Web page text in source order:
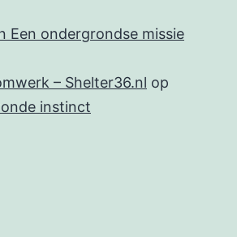
Een ondergrondse missie
– Shelter36.nl op
instinct